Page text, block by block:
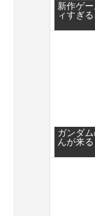
新作ゲ
ィすぎ
ガンダ
んが来る